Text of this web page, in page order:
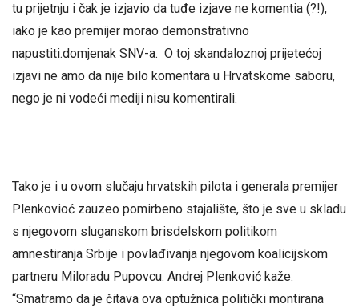
tu prijetnju i čak je izjavio da tuđe izjave ne komentia (?!),
iako je kao premijer morao demonstrativno
napustiti.domjenak SNV-a. O toj skandaloznoj prijetećoj
izjavi ne amo da nije bilo komentara u Hrvatskome saboru,
nego je ni vodeći mediji nisu komentirali.
Tako je i u ovom slučaju hrvatskih pilota i generala premijer
Plenkovioć zauzeo pomirbeno stajalište, što je sve u skladu
s njegovom sluganskom brisdelskom politikom
amnestiranja Srbije i povlađivanja njegovom koalicijskom
partneru Miloradu Pupovcu. Andrej Plenković kaže:
“Smatramo da je čitava ova optužnica politički montirana